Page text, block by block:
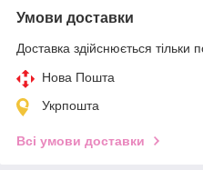
Умови доставки
Доставка здійснюється тільки
Нова Пошта
Укрпошта
Всі умови доставки